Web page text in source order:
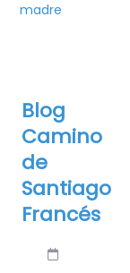
madre
Blog
Camino
de
Santiago
Francés